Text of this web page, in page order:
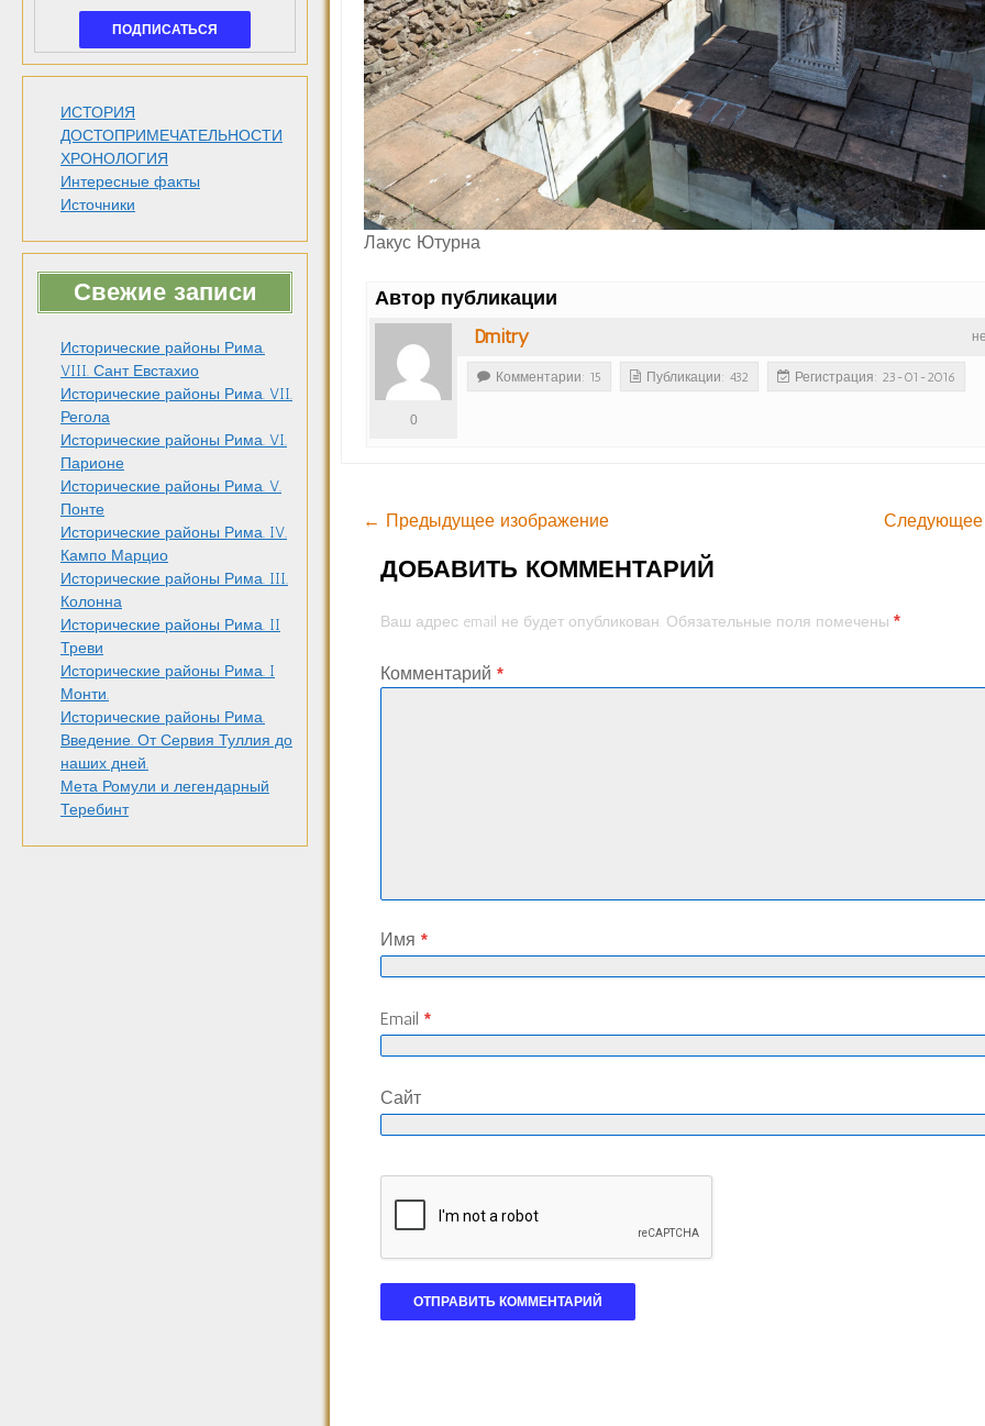
ИСТОРИЯ
ДОСТОПРИМЕЧАТЕЛЬНОСТИ
ХРОНОЛОГИЯ
Интересные факты
Источники
Свежие записи
Исторические районы Рима.
VIII. Сант Евстахио
Исторические районы Рима. VII.
Регола
Исторические районы Рима. VI.
Парионе
Исторические районы Рима. V.
Понте
Исторические районы Рима. IV.
Кампо Марцио
Исторические районы Рима. III.
Колонна
Исторические районы Рима. II
Треви
Исторические районы Рима. I
Монти.
Исторические районы Рима.
Введение. От Сервия Туллия до
наших дней.
Мета Ромули и легендарный
Теребинт
Лакус Ютурна
Автор публикации
Dmitry
0
Комментарии: 15 Публикации: 432 Регистрация: 23-01-2016
← Предыдущее изображение Следующее
ДОБАВИТЬ КОММЕНТАРИЙ
Ваш адрес email не будет опубликован. Обязательные поля помечены*
Комментарий*
Имя*
Email*
Сайт